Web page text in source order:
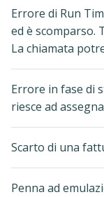
Errore di Run
ed è scomparso.
La chiamata
Errore in fase di
riesce ad
Scarto di una
Penna ad